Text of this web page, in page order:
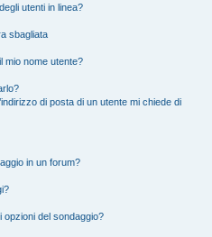
utenti in linea?
sbagliata
mio nome utente?
di posta di un utente mi chiede di
in un forum?
opzioni del sondaggio?